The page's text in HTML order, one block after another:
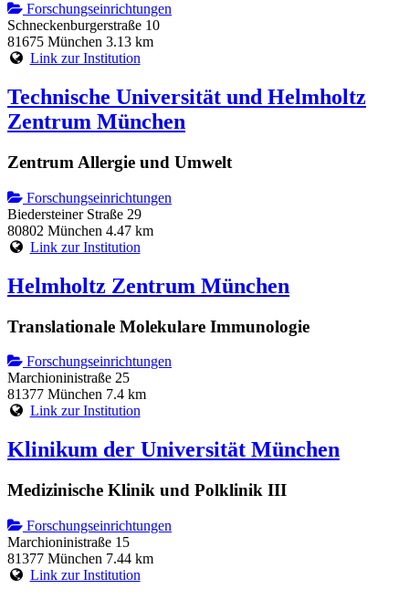
Forschungseinrichtungen
Schneckenburgerstraße 10
81675 München 3.13 km
Link zur Institution
Technische Universität und Helmholtz
Zentrum München
Zentrum Allergie und Umwelt
Forschungseinrichtungen
Biedersteiner Straße 29
80802 München 4.47 km
Link zur Institution
Helmholtz Zentrum München
Translationale Molekulare Immunologie
Forschungseinrichtungen
Marchioninistraße 25
81377 München 7.4 km
Link zur Institution
Klinikum der Universität München
Medizinische Klinik und Polklinik III
Forschungseinrichtungen
Marchioninistraße 15
81377 München 7.44 km
Link zur Institution